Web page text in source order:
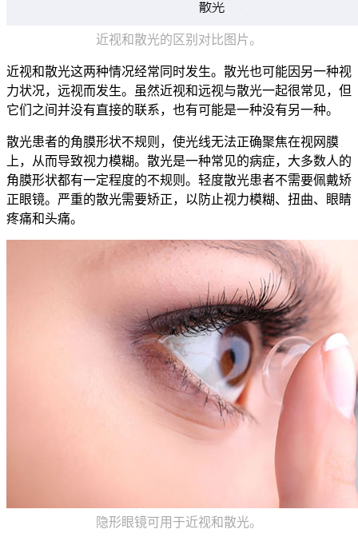
近视和散光的区别对比图片。
近视和散光这两种情况经常同时发生。散光也可能因另一种视
力状况，远视而发生。虽然近视和远视与散光一起很常见，但
它们之间并没有直接的联系，也有可能是一种没有另一种。
散光患者的角膜形状不规则，使光线无法正确聚焦在视网膜
上，从而导致视力模糊。散光是一种常见的病症，大多数人的
角膜形状都有一定程度的不规则。轻度散光患者不需要佩戴矫
正眼镜。严重的散光需要矫正，以防止视力模糊、扭曲、眼睛
疼痛和头痛。
隐形眼镜可用于近视和散光。